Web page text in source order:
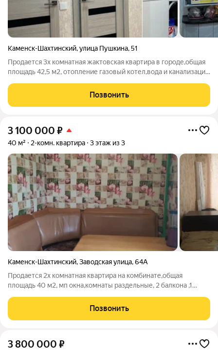
Каменск-Шахтинский,улица Пушкина,51
Продается 3х комнатная жактовская квартира в городе,общая
площадь 42,5 м2, отопление газовый котел,вода и канализация
Позвонить
3 100 000 ₽
40 м² 2-комн. квартира 3 этаж из 3
Каменск-Шахтинский,Заводская улица,64А
Продается 2х комнатная квартира на комбинате,общая
площадь 40 м2, мп окна,комнаты раздельные, 2 балкона ,1
в хорошем жилом состоянии.Позвонить
3 800 000 ₽